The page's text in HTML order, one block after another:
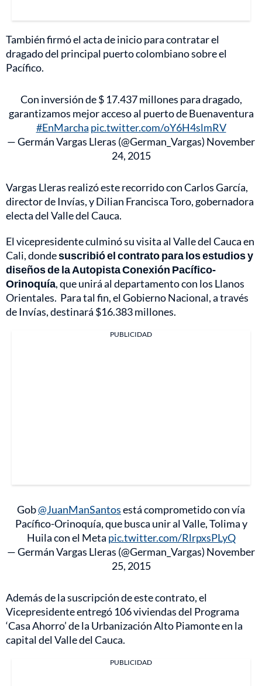
También firmó el acta de inicio para contratar el
dragado del principal puerto colombiano sobre el
Pacífico.
Con inversión de $ 17.437 millones para dragado,
garantizamos mejor acceso al puerto de Buenaventura
#EnMarcha pic.twitter.com/oY6H4slmRV
— Germán Vargas Lleras (@German_Vargas) November
24, 2015
Vargas Lleras realizó este recorrido con Carlos García,
director de Invías, y Dilian Francisca Toro, gobernadora
electa del Valle del Cauca.
El vicepresidente culminó su visita al Valle del Cauca en
Cali, dondesuscribió el contrato para los estudios y
diseños de la Autopista Conexión Pacífico-
Orinoquía, que unirá al departamento con los Llanos
Orientales. Para tal fin, el Gobierno Nacional, a través
de Invías, destinará $16.383 millones.
PUBLICIDAD
Gob@JuanManSantosestá comprometido con vía
Pacífico-Orinoquía, que busca unir al Valle, Tolima y
Huila con el Meta pic.twitter.com/RlrpxsPLyQ
— Germán Vargas Lleras (@German_Vargas) November
25, 2015
Además de la suscripción de este contrato, el
Vicepresidente entregó 106 viviendas del Programa
‘Casa Ahorro’ de la Urbanización Alto Piamonte en la
capital del Valle del Cauca.
PUBLICIDAD